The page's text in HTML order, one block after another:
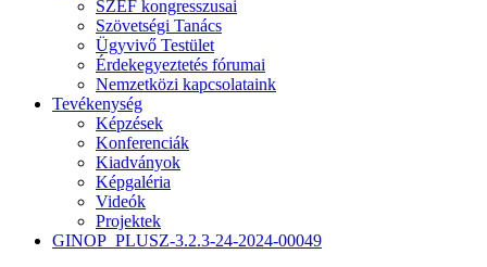
SZEF kongresszusai
Szövetségi Tanács
Ügyvivő Testület
Érdekegyeztetés fórumai
Nemzetközi kapcsolataink
Tevékenység
Képzések
Konferenciák
Kiadványok
Képgaléria
Videók
Projektek
GINOP_PLUSZ-3.2.3-24-2024-00049